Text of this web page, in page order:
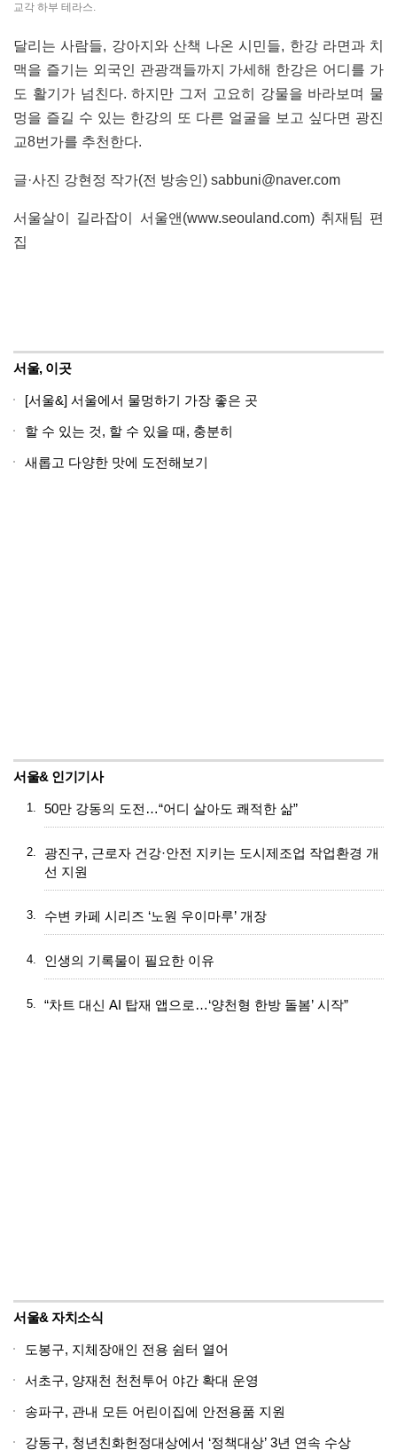
교각 하부 테라스.
달리는 사람들, 강아지와 산책 나온 시민들, 한강 라면과 치
맥을 즐기는 외국인 관광객들까지 가세해 한강은 어디를 가
도 활기가 넘친다. 하지만 그저 고요히 강물을 바라보며 물
멍을 즐길 수 있는 한강의 또 다른 얼굴을 보고 싶다면 광진
교8번가를 추천한다.
글·사진 강현정 작가(전 방송인) sabbuni@naver.com
서울살이 길라잡이 서울앤(www.seouland.com) 취재팀 편
집
서울, 이곳
[서울&] 서울에서 물멍하기 가장 좋은 곳
할 수 있는 것, 할 수 있을 때, 충분히
새롭고 다양한 맛에 도전해보기
서울& 인기기사
1. 50만 강동의 도전…“어디 살아도 쾌적한 삶”
2.
광진구, 근로자 건강·안전 지키는 도시제조업 작업환경 개
선 지원
3. 수변 카페 시리즈 ‘노원 우이마루’ 개장
4. 인생의 기록물이 필요한 이유
5. “차트 대신 AI 탑재 앱으로…‘양천형 한방 돌봄’ 시작”
서울& 자치소식
도봉구, 지체장애인 전용 쉼터 열어
서초구, 양재천 천천투어 야간 확대 운영
송파구, 관내 모든 어린이집에 안전용품 지원
강동구, 청년친화헌정대상에서 ‘정책대상’ 3년 연속 수상